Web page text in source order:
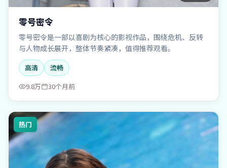
零号密令
零号密令是一部以喜剧为核心的影视作品，围绕危机、反转
与人物成长展开，整体节奏紧凑，值得推荐观看。
高清
流畅
9.8万
30个月前
热门